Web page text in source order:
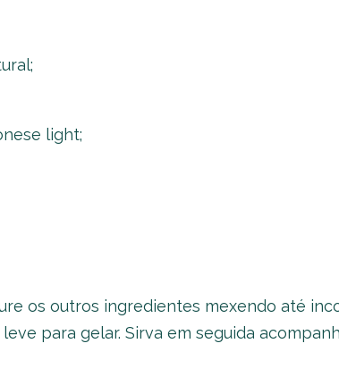
light;
os outros ingredientes mexendo até
para gelar. Sirva em seguida